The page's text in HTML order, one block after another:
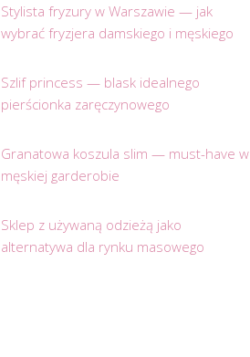
Stylista fryzury w Warszawie — jak
wybrać fryzjera damskiego i męskiego
Szlif princess — blask idealnego
pierścionka zaręczynowego
Granatowa koszula slim — must-have w
męskiej garderobie
Sklep z używaną odzieżą jako
alternatywa dla rynku masowego